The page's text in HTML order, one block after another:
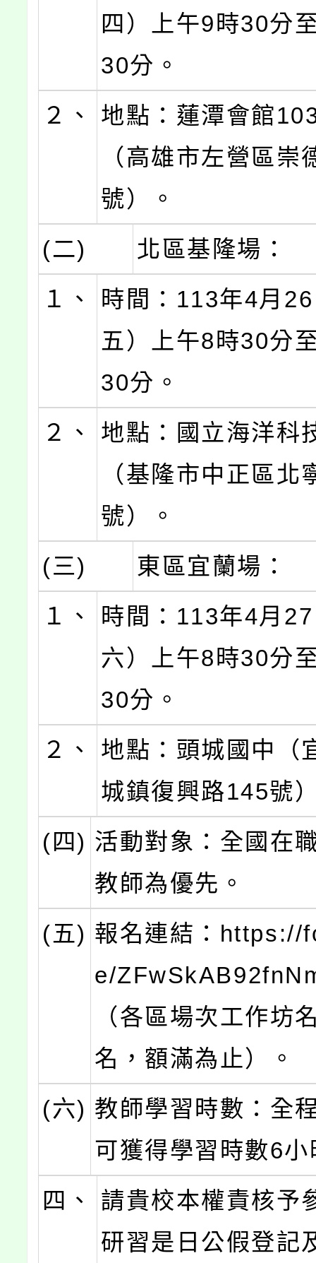
四）上午9時30分
30分。
２、
地點：蓮潭會館
（高雄市左營區崇
號）。
(二)
北區基隆場：
１、
時間：113年4月
五）上午8時30分
30分。
２、
地點：國立海洋科
（基隆市中正區北
號）。
(三)
東區宜蘭場：
１、
時間：113年4月
六）上午8時30分
30分。
２、
地點：頭城國中（
城鎮復興路145號
(四) 活動對象：全國在
教師為優先。
(五) 報名連結：https://
e/
（各區場次工作坊
名，額滿為止）。
(六) 教師學習時數：全
可獲得學習時數6小
四、
請貴校本權責核予
研習是日公假登記